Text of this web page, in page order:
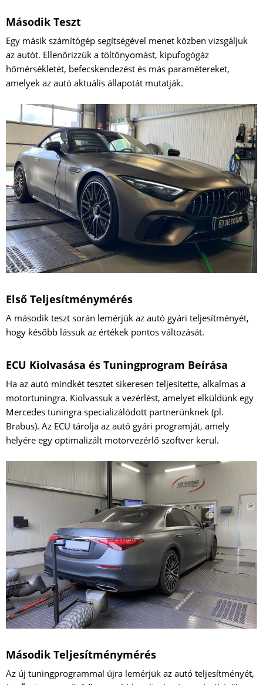
Második Teszt
Egy másik számítógép segítségével menet közben vizsgáljuk
az autót. Ellenőrizzük a töltőnyomást, kipufogógáz
hőmérsékletét, befecskendezést és más paramétereket,
amelyek az autó aktuális állapotát mutatják.
Első Teljesítménymérés
A második teszt során lemérjük az autó gyári teljesítményét,
hogy később lássuk az értékek pontos változását.
ECU Kiolvasása és Tuningprogram Beírása
Ha az autó mindkét tesztet sikeresen teljesítette, alkalmas a
motortuningra. Kiolvassuk a vezérlést, amelyet elküldünk egy
Mercedes tuningra specializálódott partnerünknek (pl.
Brabus). Az ECU tárolja az autó gyári programját, amely
helyére egy optimalizált motorvezérlő szoftver kerül.
Második Teljesítménymérés
Az új tuningprogrammal újra lemérjük az autó teljesítményét,